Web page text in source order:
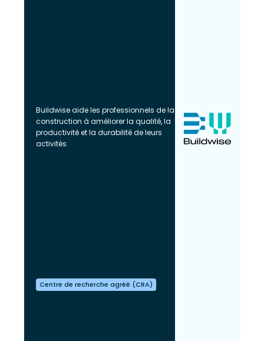
Buildwise aide les professionnels de la
construction à améliorer la qualité, la
productivité et la durabilité de leurs
activités.
Centre de recherche agréé (CRA)